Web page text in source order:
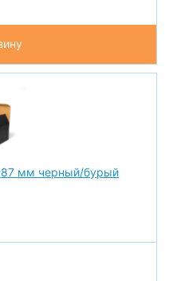
мм черный/бурый